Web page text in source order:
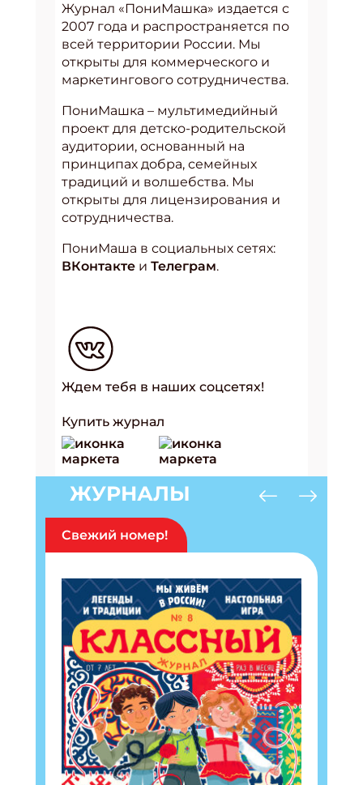
Журнал «ПониМашка» издается с
2007 года и распространяется по
всей территории России. Мы
открыты для коммерческого и
маркетингового сотрудничества.
ПониМашка – мультимедийный
проект для детско-родительской
аудитории, основанный на
принципах добра, семейных
традиций и волшебства. Мы
открыты для лицензирования и
сотрудничества.
ПониМаша в социальных сетях:
ВКонтакте и Телеграм.
Ждем тебя в наших соцсетях!
Купить журнал
ЖУРНАЛЫ
Свежий номер!